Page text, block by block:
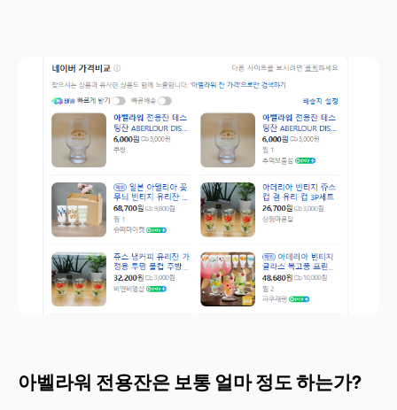
아벨라워 전용잔은 보통 얼마 정도 하는가?